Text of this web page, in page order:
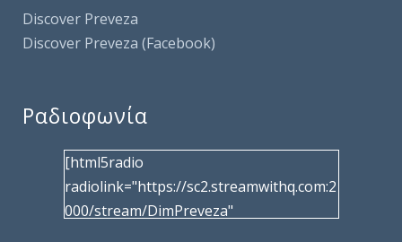
Discover Preveza
Discover Preveza (Facebook)
Ραδιοφωνία
[html5radio
radiolink="https://sc2.streamwithq.com:2
000/stream/DimPreveza"